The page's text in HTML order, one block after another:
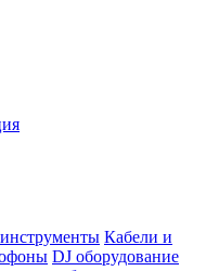
Кабели и
DJ оборудование